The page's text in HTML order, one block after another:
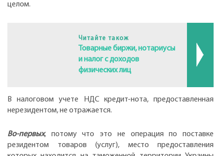
целом.
Читайте також
Товарные биржи, нотариусы
и налог с доходов
физических лиц
В налоговом учете НДС кредит-нота, предоставленная
нерезидентом, не отражается.
Во-первых, потому что это не операция по поставке
резидентом товаров (услуг), место предоставления